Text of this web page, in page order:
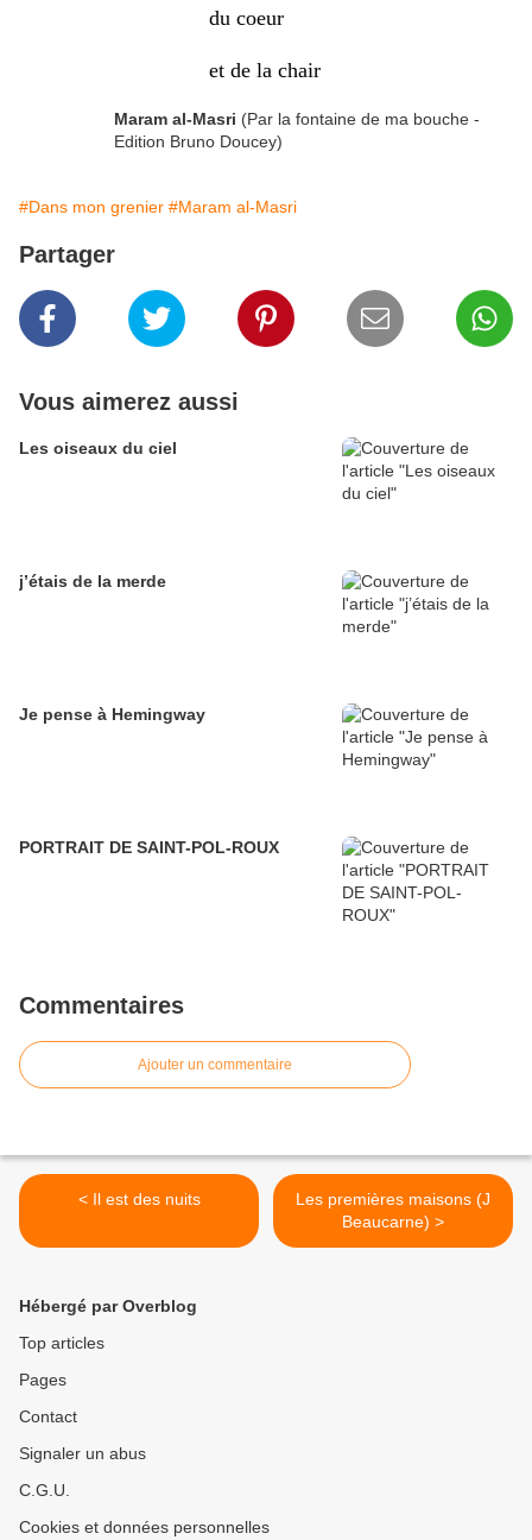
du coeur
et de la chair
Maram al-Masri (Par la fontaine de ma bouche -
Edition Bruno Doucey)
#Dans mon grenier #Maram al-Masri
Partager
Vous aimerez aussi
Les oiseaux du ciel
j’étais de la merde
Je pense à Hemingway
PORTRAIT DE SAINT-POL-ROUX
Commentaires
Ajouter un commentaire
< Il est des nuits
Les premières maisons (J
Beaucarne) >
Hébergé par Overblog
Top articles
Pages
Contact
Signaler un abus
C.G.U.
Cookies et données personnelles